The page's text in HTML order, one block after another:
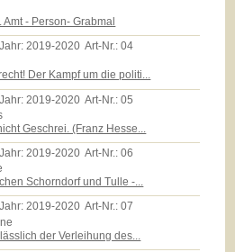
- Person- Grabmal
Jahr:2019-2020 Art-Nr.:04
Der Kampf um die politi...
Jahr: 2019-2020 Art-Nr.:05
Geschrei. (Franz Hesse...
Jahr:2019-2020 Art-Nr.:06
Schorndorf und Tulle -...
Jahr:2019-2020 Art-Nr.:07
der Verleihung des...